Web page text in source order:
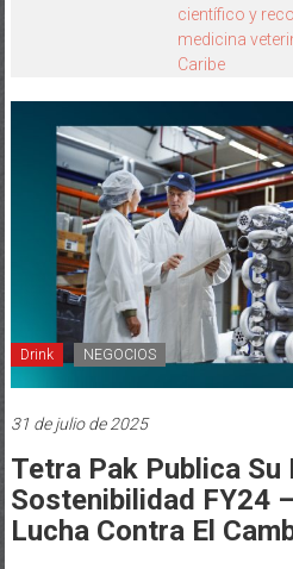
años
NEGOCIOS
Tetra Pak Publica Su
Sostenibilidad FY24 –
Lucha Contra El
Publicado por: Editor Domingo Trent